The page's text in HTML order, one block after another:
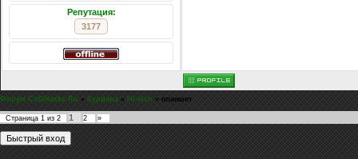
Репутация:
3177
Форум CoDHacks.Ru » Курилка » Hi-tech » планшет
Страница 1 из 2 1 2 »